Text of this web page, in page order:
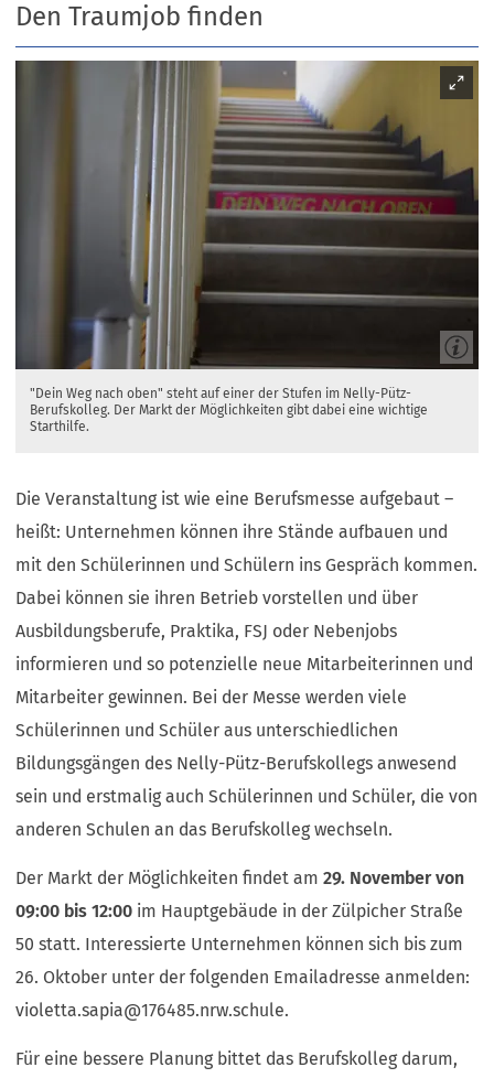
Den Traumjob finden
"Dein Weg nach oben" steht auf einer der Stufen im Nelly-Pütz-
Berufskolleg. Der Markt der Möglichkeiten gibt dabei eine wichtige
Starthilfe.
Die Veranstaltung ist wie eine Berufsmesse aufgebaut –
heißt: Unternehmen können ihre Stände aufbauen und
mit den Schülerinnen und Schülern ins Gespräch kommen.
Dabei können sie ihren Betrieb vorstellen und über
Ausbildungsberufe, Praktika, FSJ oder Nebenjobs
informieren und so potenzielle neue Mitarbeiterinnen und
Mitarbeiter gewinnen. Bei der Messe werden viele
Schülerinnen und Schüler aus unterschiedlichen
Bildungsgängen des Nelly-Pütz-Berufskollegs anwesend
sein und erstmalig auch Schülerinnen und Schüler, die von
anderen Schulen an das Berufskolleg wechseln.
Der Markt der Möglichkeiten findet am29. November von
09:00 bis 12:00 im Hauptgebäude in der Zülpicher Straße
50 statt. Interessierte Unternehmen können sich bis zum
26. Oktober unter der folgenden Emailadresse anmelden:
violetta.sapia
176485.nrw schule.
Für eine bessere Planung bittet das Berufskolleg darum,